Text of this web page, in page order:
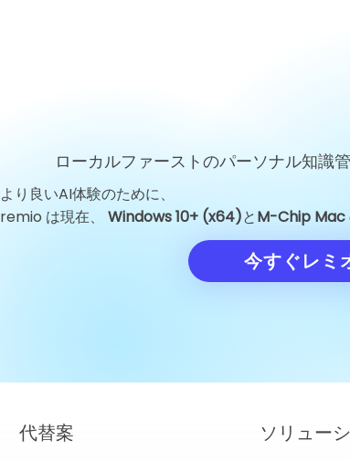
ローカルファーストのパーソナル知識
より良いAI体験のために、
remio は現在、 Windows 10+ (x64)とM-Chip Mac
今すぐレミ
代替案 ソリュー